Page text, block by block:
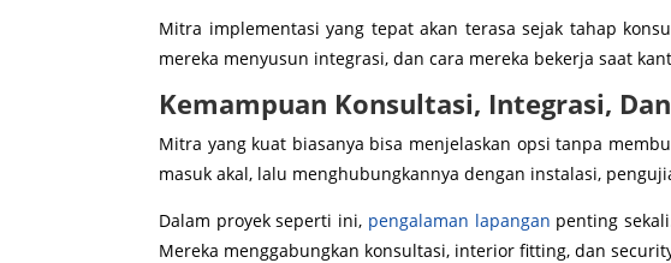
Mitra implementasi yang tepat akan terasa sejak tahap
mereka menyusun integrasi, dan cara mereka bekerja saat
Kemampuan Konsultasi, Integrasi,
Mitra yang kuat biasanya bisa menjelaskan opsi tanpa
masuk akal, lalu menghubungkannya dengan instalasi,
Dalam proyek seperti ini, pengalaman lapangan penting
Mereka menggabungkan konsultasi, interior fitting, dan